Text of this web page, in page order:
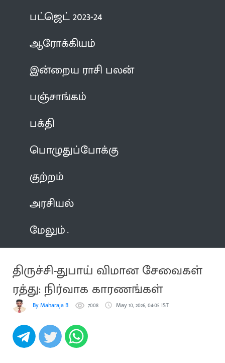
பட்ஜெட் 2023-24
ஆரோக்கியம்
இன்றைய ராசி பலன்
பஞ்சாங்கம்
பக்தி
பொழுதுப்போக்கு
குற்றம்
அரசியல்
மேலும்
திருச்சி-துபாய் விமான சேவைகள்
ரத்து: நிர்வாக காரணங்கள்
By Maharaja B 7008 May 10, 2026, 04:05 IST